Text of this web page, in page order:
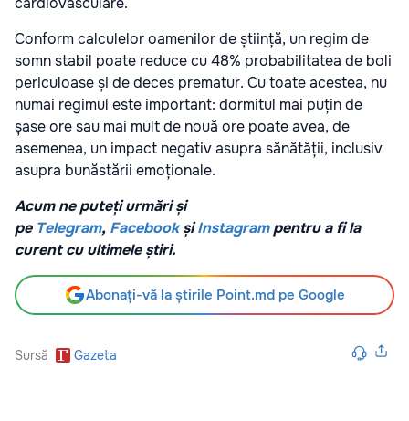
Conform calculelor oamenilor de știință, un regim de
somn stabil poate reduce cu 48% probabilitatea de boli
periculoase și de deces prematur. Cu toate acestea, nu
numai regimul este important: dormitul mai puțin de
șase ore sau mai mult de nouă ore poate avea, de
asemenea, un impact negativ asupra sănătății, inclusiv
asupra bunăstării emoționale.
Acum ne puteți urmări și
pe Telegram, Facebook șiInstagrampentru a fi la
curent cu ultimele știri.
Abonați-vă la știrile Point.md pe Google
Sursă Gazeta